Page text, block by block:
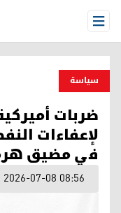
Open Menu
سیاسة
ضربات
لإعفاءات
في مضيق
2026-07-08 08:56